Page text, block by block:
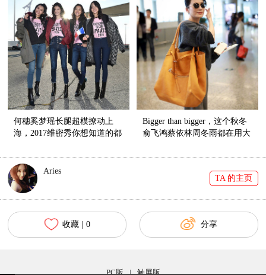
何穗奚梦瑶长腿超模撩动上
海，2017维密秀你想知道的都
Bigger than bigger，这个秋冬
俞飞鸿蔡依林周冬雨都在用大
Aries
TA 的主页
收藏 | 0 分享
PC版 | 触屏版